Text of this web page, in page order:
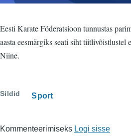
Eesti Karate Föderatsioon tunnustas
aasta eesmärgiks seati siht tiitlivõistlustel
Niine.
Sildid Sport
Kommenteerimiseks Logi sisse